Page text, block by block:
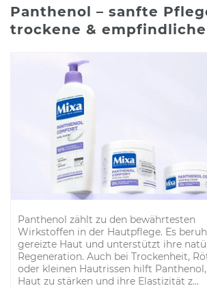
Panthenol – sanfte
trockene &
Panthenol zählt zu den bewährtesten
Wirkstoffen in der Hautpflege. Es
gereizte Haut und unterstützt ihre
Regeneration. Auch bei Trockenheit,
oder kleinen Hautrissen hilft
Haut zu stärken und ihre Elastizität z...